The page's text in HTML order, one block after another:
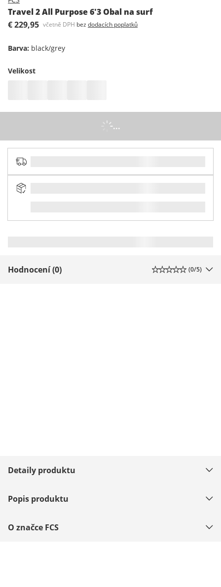
Travel 2 All Purpose 6'3 Obal na surf
€ 229,95 včetně DPH bez dodacích poplatků
Barva: black/grey
Velikost
...
Hodnocení (0) (0/5)
Detaily produktu
Popis produktu
O značce FCS